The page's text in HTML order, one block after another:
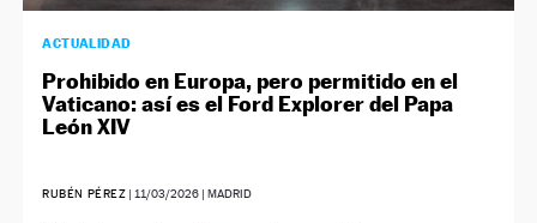
ACTUALIDAD
Prohibido en Europa, pero permitido en el
Vaticano: así es el Ford Explorer del Papa
León XIV
RUBÉN PÉREZ | 11/03/2026 | MADRID